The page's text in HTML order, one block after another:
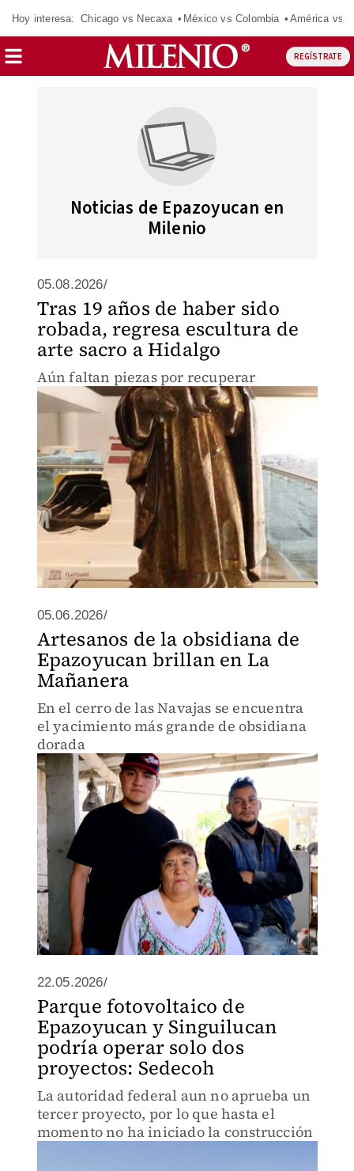
Hoy interesa: Chicago vs Necaxa México vs Colombia América vs
REGÍSTRATE
Noticias de Epazoyucan en
Milenio
05.08.2026/
Tras 19 años de haber sido
robada, regresa escultura de
arte sacro a Hidalgo
Aún faltan piezas por recuperar
05.06.2026/
Artesanos de la obsidiana de
Epazoyucan brillan en La
Mañanera
En el cerro de las Navajas se encuentra
el yacimiento más grande de obsidiana
dorada
22.05.2026/
Parque fotovoltaico de
Epazoyucan y Singuilucan
podría operar solo dos
proyectos: Sedecoh
La autoridad federal aun no aprueba un
tercer proyecto, por lo que hasta el
momento no ha iniciado la construcción